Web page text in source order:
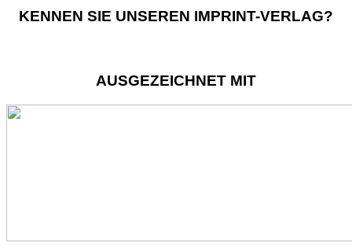
KENNEN SIE UNSEREN IMPRINT-VERLAG?
AUSGEZEICHNET MIT